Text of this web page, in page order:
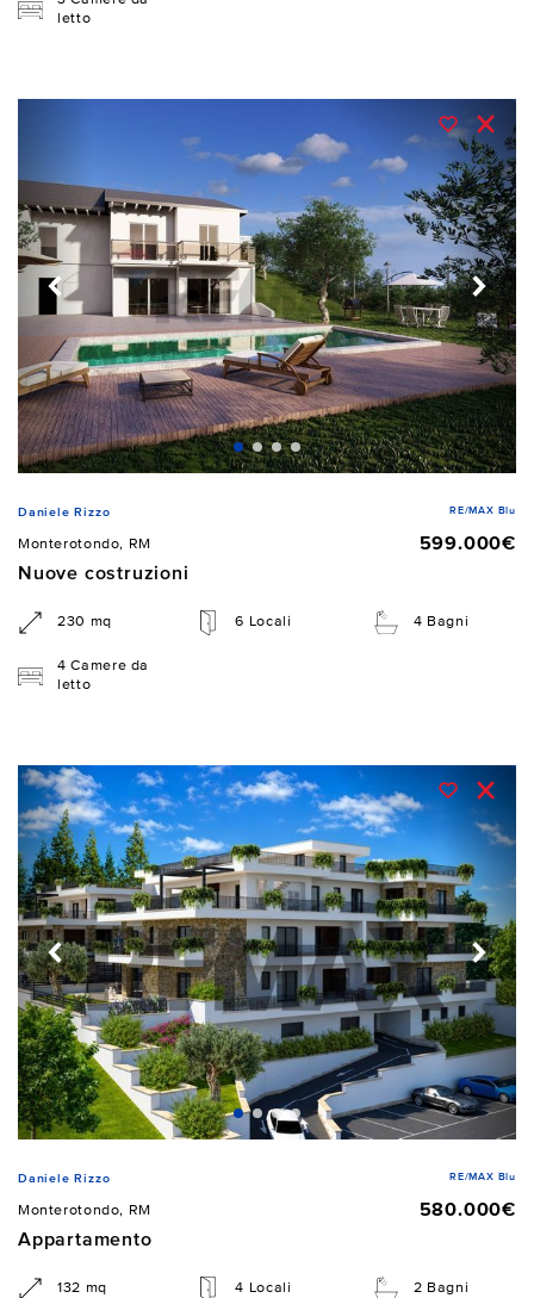
letto
Daniele Rizzo RE/MAX Blu
Monterotondo, RM
599.000€
Nuove costruzioni
230 mq 6 Locali 4 Bagni
4 Camere da
letto
Daniele Rizzo RE/MAX Blu
Monterotondo, RM
580.000€
Appartamento
132 mq 4 Locali 2 Bagni